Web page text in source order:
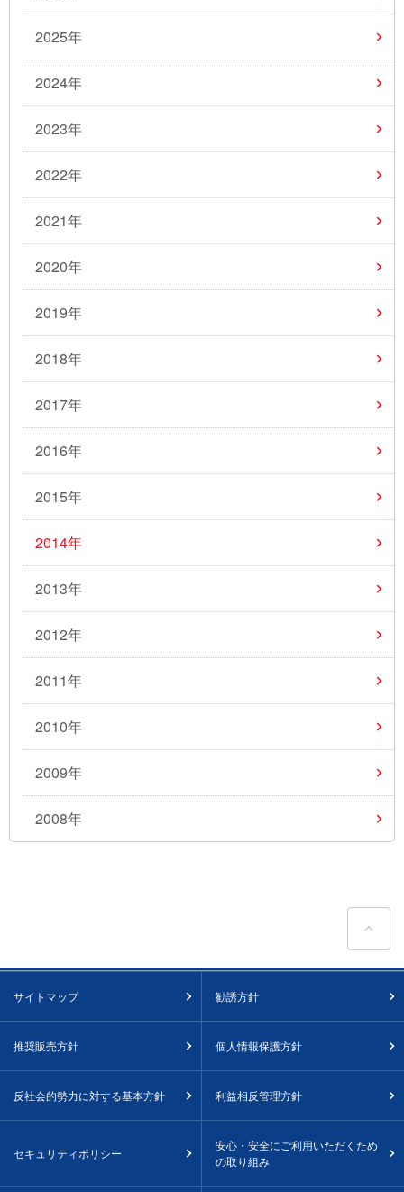
2025年
2024年
2023年
2022年
2021年
2020年
2019年
2018年
2017年
2016年
2015年
2014年
2013年
2012年
2011年
2010年
2009年
2008年
ペ
サイトマップ 勧誘方針
推奨販売方針 個人情報保護方針
反社会的勢力に対する基本方針 利益相反管理方針
セキュリティポリシー
安心・安全にご利用いただくため
の取り組み